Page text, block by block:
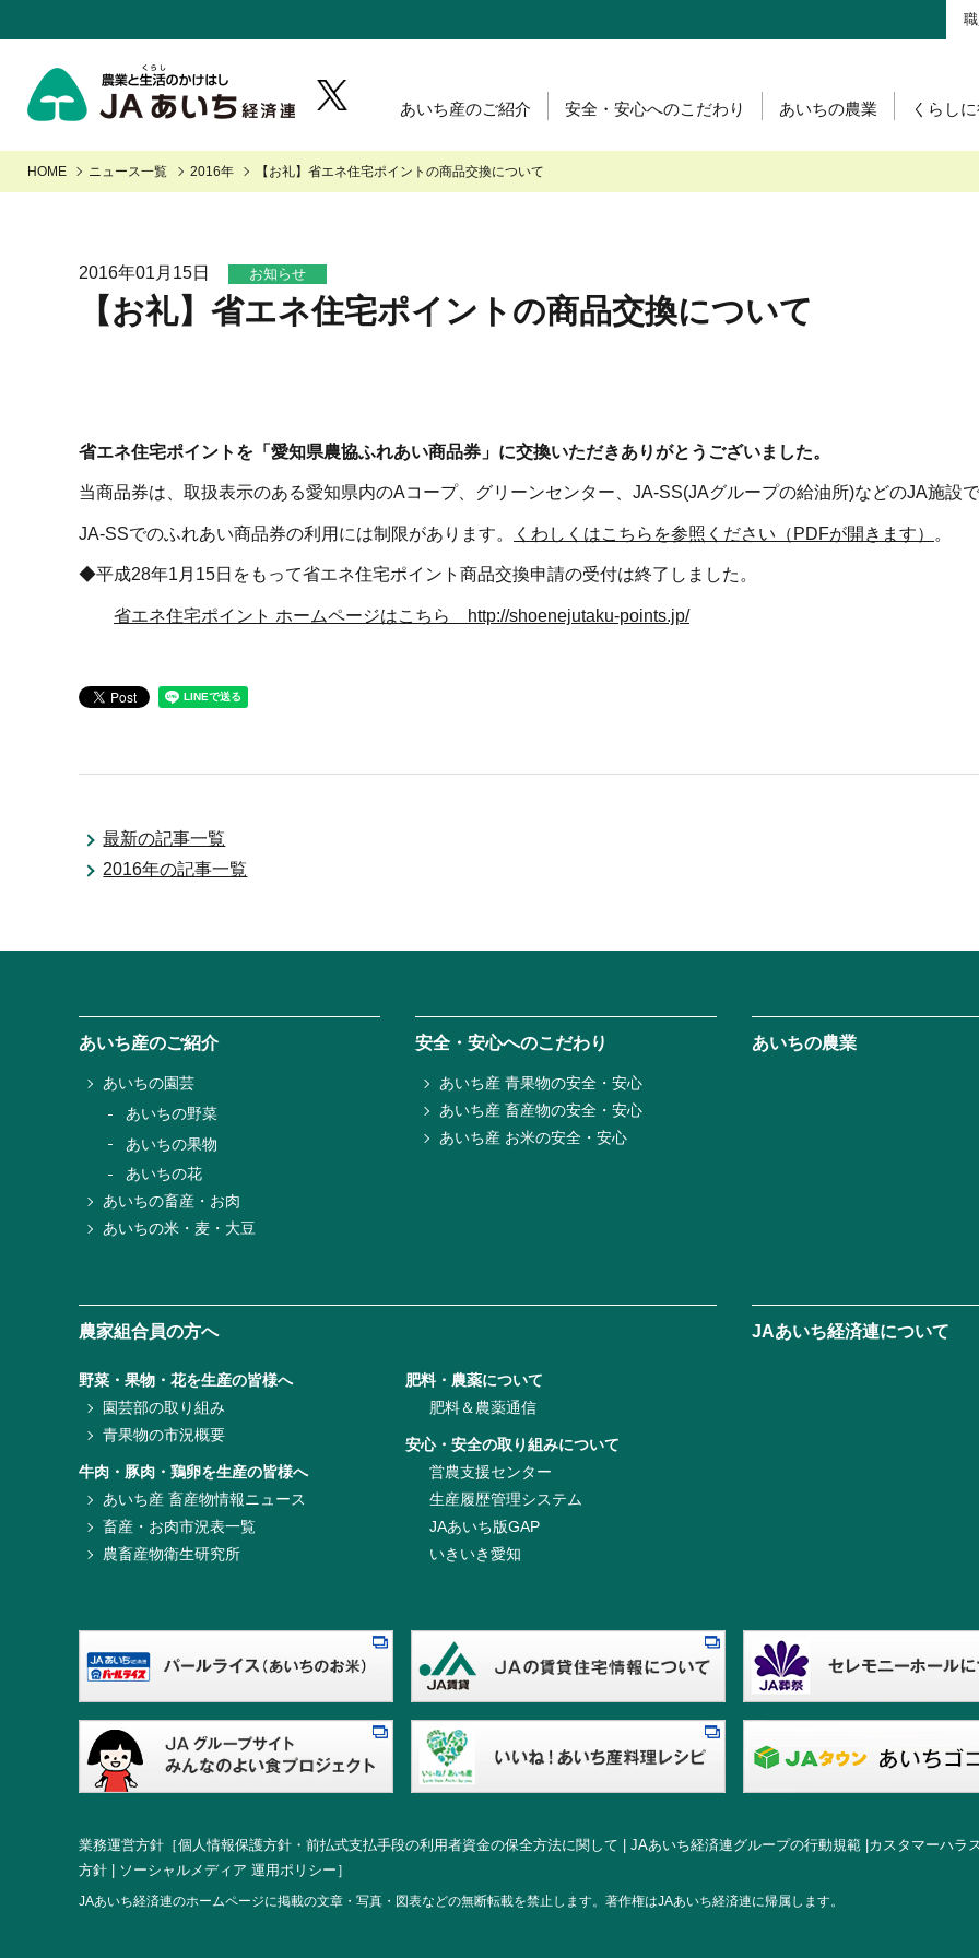
あいち産のご紹介
あいちの園芸
安全・安心へのこだわり
あいち産 青果物の安全・安心 あいち産 畜産物の安全・安心
あいちの農業 くらし
Aコープ グリーンセンター
JAタウン「あいちゴコロ」
いいね！あいち産料理レシピ
野菜・果物・花を生産の皆様へ
園芸部の取り組み
牛肉・豚肉・鶏卵を生産の皆様へ
あいち産 畜産物情報ニュース
肥料＆農薬通信
HOME ニュース一覧 2016年 【お礼】省エネ住宅ポイントの商品交換について
2016年01月15日 お知らせ
【お礼】省エネ住宅ポイントの商品交換について
省エネ住宅ポイントを「愛知県農協ふれあい商品券」に交換いただきありがとうございました。
当商品券は、取扱表示のある愛知県内のAコープ、グリーンセンター、JA-SS(JAグループの給油所)などのJA施設
JA-SSでのふれあい商品券の利用には制限があります。 くわしくはこちらを参照ください（PDFが開きます） 。
◆平成28年1月15日をもって省エネ住宅ポイント商品交換申請の受付は終了しました。
省エネ住宅ポイント ホームページはこちら http://shoenejutaku-points.jp/
最新の記事一覧
2016年の記事一覧
あいち産のご紹介
あいちの園芸
あいちの野菜
あいちの果物
あいちの花
あいちの畜産・お肉
あいちの米・麦・大豆
安全・安心へのこだわり
あいち産 青果物の安全・安心
あいち産 畜産物の安全・安心
あいち産 お米の安全・安心
あいちの農業
農家組合員の方へ
野菜・果物・花を生産の皆様へ
園芸部の取り組み
青果物の市況概要
牛肉・豚肉・鶏卵を生産の皆様へ
あいち産 畜産物情報ニュース
畜産・お肉市況表一覧
農畜産物衛生研究所
肥料・農薬について
肥料＆農薬通信
安心・安全の取り組みについて
営農支援センター
生産履歴管理システム
JAあいち版GAP
いきいき愛知
JAあいち経済連について
業務運営方針 ［個人情報保護方針・前払式支払手段の利用者資金の保全方法に関して | JAあいち経済連グループの行動規範 |カスタマーハラ
方針 | ソーシャルメディア 運用ポリシー ］
JAあいち経済連のホームページに掲載の文章・写真・図表などの無断転載を禁止します。著作権はJAあいち経済連に帰属します。